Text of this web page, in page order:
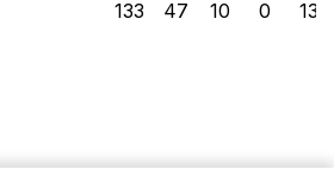
133 47 10 0 13